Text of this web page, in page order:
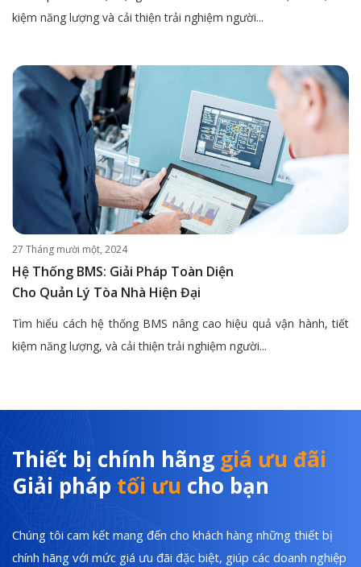
kiệm năng lượng và cải thiện trải nghiệm người...
27 Tháng mười một, 2024
Hệ Thống BMS: Giải Pháp Toàn Diện
Cho Quản Lý Tòa Nhà Hiện Đại
Tìm hiểu cách hệ thống BMS nâng cao hiệu quả vận hành, tiết
kiệm năng lượng, và cải thiện trải nghiệm người...
Thiết bị chính hãng giá ưu đãi
Giải pháp tối ưu cho bạn
Chúng tôi cam kết mang đến cho khách hàng những thiết bị
chính hãng với mức giá ưu đãi đặc biệt, giúp các doanh nghiệp